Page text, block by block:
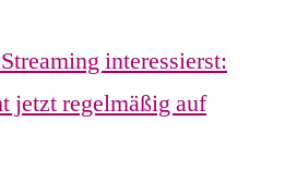
interessierst:
jetzt regelmäßig auf